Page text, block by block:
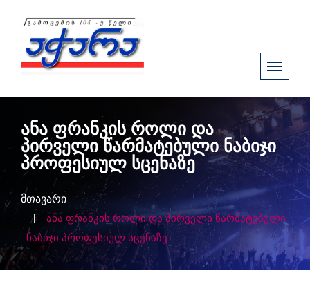
ანა ფრანკის როლი და
პირველი წარმატებული ნაბიჯი
პროფესიულ სცენაზე
მთავარი
ანა ფრანკის როლი და პირველი წარმატებული
ნაბიჯი პროფესიულ სცენაზე